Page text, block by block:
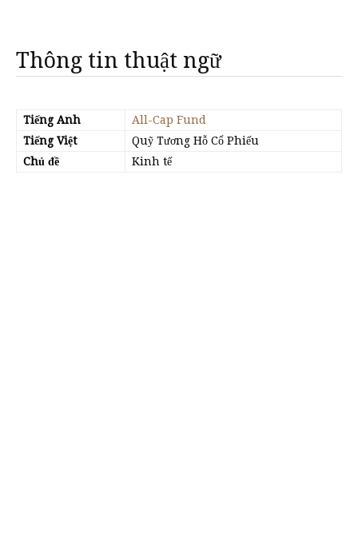
Thông tin thuật ngữ
Tiếng Anh
All-Cap Fund
Tiếng Việt
Quỹ Tương Hỗ Cổ Phiếu
Chủ đề
Kinh tế